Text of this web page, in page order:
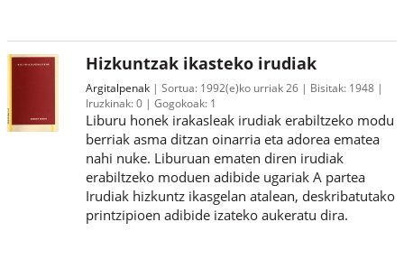
Hizkuntzak ikasteko irudiak
Argitalpenak Sortua: 1992(e)ko urriak 26 Bisitak: 1948
Iruzkinak:0 Gogokoak: 1
Liburu honek irakasleak irudiak erabiltzeko modu
berriak asma ditzan oinarria eta adorea ematea
nahi nuke. Liburuan ematen diren irudiak
erabiltzeko moduen adibide ugariak A partea
Irudiak hizkuntz ikasgelan atalean, deskribatutako
printzipioen adibide izateko aukeratu dira.